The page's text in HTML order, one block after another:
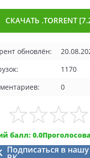
СКАЧАТЬ .TORRENT
обновлён:
1170
0
балл: 0.0
Подписаться в нашу